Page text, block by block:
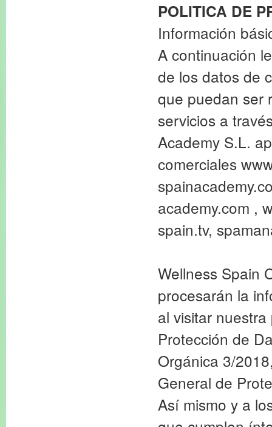
POLITICA DE
Información
A continuación
de los datos de
que puedan ser
servicios a
Academy S.L.
comerciales
academy.com ,
spain.tv,
Wellness Spain
procesarán la
al visitar
Protección de
Orgánica 3/
General de
Así mismo y a